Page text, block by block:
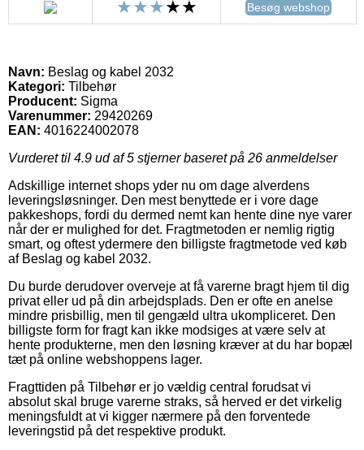
Besøg webshop
Navn: Beslag og kabel 2032
Kategori: Tilbehør
Producent: Sigma
Varenummer: 29420269
EAN: 4016224002078
Vurderet til 4.9 ud af 5 stjerner baseret på 26 anmeldelser
Adskillige internet shops yder nu om dage alverdens
leveringsløsninger. Den mest benyttede er i vore dage
pakkeshops, fordi du dermed nemt kan hente dine nye varer
når der er mulighed for det. Fragtmetoden er nemlig rigtig
smart, og oftest ydermere den billigste fragtmetode ved køb
af Beslag og kabel 2032.
Du burde derudover overveje at få varerne bragt hjem til dig
privat eller ud på din arbejdsplads. Den er ofte en anelse
mindre prisbillig, men til gengæld ultra ukompliceret. Den
billigste form for fragt kan ikke modsiges at være selv at
hente produkterne, men den løsning kræver at du har bopæl
tæt på online webshoppens lager.
Fragttiden på Tilbehør er jo vældig central forudsat vi
absolut skal bruge varerne straks, så herved er det virkelig
meningsfuldt at vi kigger nærmere på den forventede
leveringstid på det respektive produkt.